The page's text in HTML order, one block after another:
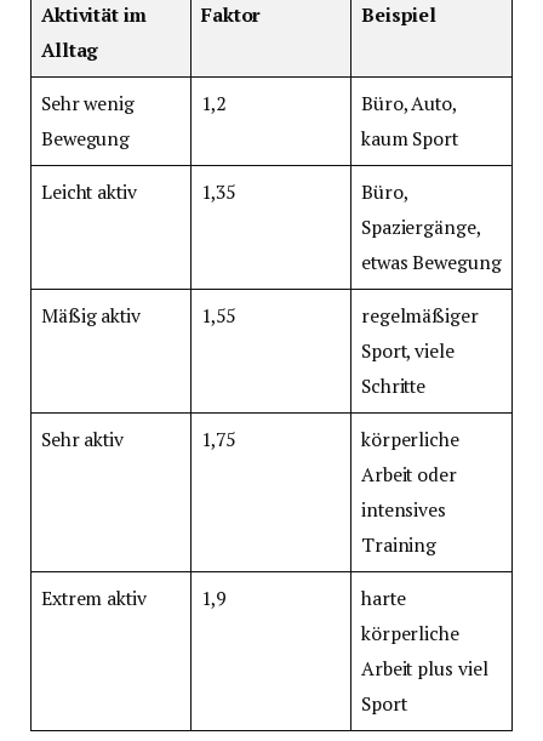
Aktivität im
Alltag
Faktor Beispiel
Sehr wenig
Bewegung
1,2
Büro, Auto,
kaum Sport
Leicht aktiv 1,35
Büro,
Spaziergänge,
etwas Bewegung
Mäßig aktiv 1,55
regelmäßiger
Sport, viele
Schritte
Sehr aktiv 1,75
körperliche
Arbeit oder
intensives
Training
Extrem aktiv 1,9
harte
körperliche
Arbeit plus viel
Sport